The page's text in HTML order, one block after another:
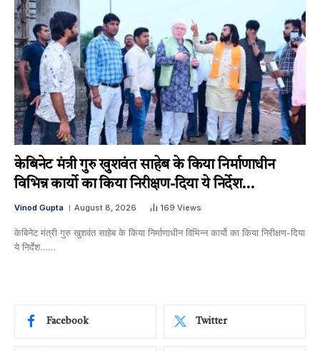
केबिनेट मंत्री गुरु खुशवंत साहेब के किया निर्माणाधीन
विभिन्न कार्यो का किया निरीक्षण-दिया ये निर्देश…
Vinod Gupta August 8, 2026 169 Views
केबिनेट मंत्री गुरु खुशवंत साहेब के किया निर्माणाधीन विभिन्न कार्यो का किया निरीक्षण-दिया
ये निर्देश……
Facebook Twitter